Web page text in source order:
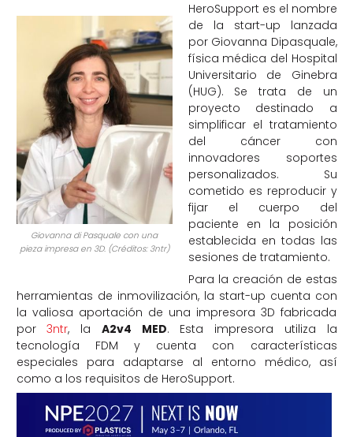
Giovanna di Pasquale con una
pieza impresa en 3D. (Créditos: 3ntr)
HeroSupport es el nombre
de la start-up lanzada
por Giovanna Dipasquale,
física médica del Hospital
Universitario de Ginebra
(HUG). Se trata de un
proyecto destinado a
simplificar el tratamiento
del cáncer con
innovadores soportes
personalizados. Su
cometido es reproducir y
fijar el cuerpo del
paciente en la posición
establecida en todas las
sesiones de tratamiento.
Para la creación de estas
herramientas de inmovilización, la start-up cuenta con
la valiosa aportación de una impresora 3D fabricada
por3ntr, la A2v4 MED. Esta impresora utiliza la
tecnología FDM y cuenta con características
especiales para adaptarse al entorno médico, así
como a los requisitos de HeroSupport.